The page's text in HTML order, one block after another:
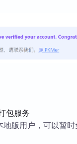
包服务
版用户，可以暂